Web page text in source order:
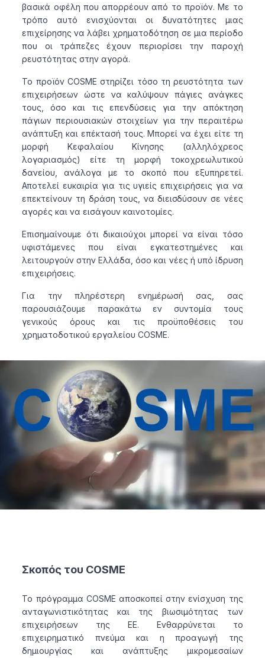
βασικά οφέλη που απορρέουν από το προϊόν. Με το
τρόπο αυτό ενισχύονται οι δυνατότητες μιας
επιχείρησης να λάβει χρηματοδότηση σε μια περίοδο
που οι τράπεζες έχουν περιορίσει την παροχή
ρευστότητας στην αγορά.
Το προϊόν COSME στηρίζει τόσο τη ρευστότητα των
επιχειρήσεων ώστε να καλύψουν πάγιες ανάγκες
τους, όσο και τις επενδύσεις για την απόκτηση
πάγιων περιουσιακών στοιχείων για την περαιτέρω
ανάπτυξη και επέκτασή τους. Μπορεί να έχει είτε τη
μορφή Κεφαλαίου Κίνησης (αλληλόχρεος
λογαριασμός) είτε τη μορφή τοκοχρεωλυτικού
δανείου, ανάλογα με το σκοπό που εξυπηρετεί.
Αποτελεί ευκαιρία για τις υγιείς επιχειρήσεις για να
επεκτείνουν τη δράση τους, να διεισδύσουν σε νέες
αγορές και να εισάγουν καινοτομίες.
Επισημαίνουμε ότι δικαιούχοι μπορεί να είναι τόσο
υφιστάμενες που είναι εγκατεστημένες και
λειτουργούν στην Ελλάδα, όσο και νέες ή υπό ίδρυση
επιχειρήσεις.
Για την πληρέστερη ενημέρωσή σας, σας
παρουσιάζουμε παρακάτω εν συντομία τους
γενικούς όρους και τις προϋποθέσεις του
χρηματοδοτικού εργαλείου COSME.
Σκοπός του COSME
Το πρόγραμμα COSME αποσκοπεί στην ενίσχυση της
ανταγωνιστικότητας και της βιωσιμότητας των
επιχειρήσεων της ΕΕ. Ενθαρρύνεται το
επιχειρηματικό πνεύμα και η προαγωγή της
δημιουργίας και ανάπτυξης μικρομεσαίων